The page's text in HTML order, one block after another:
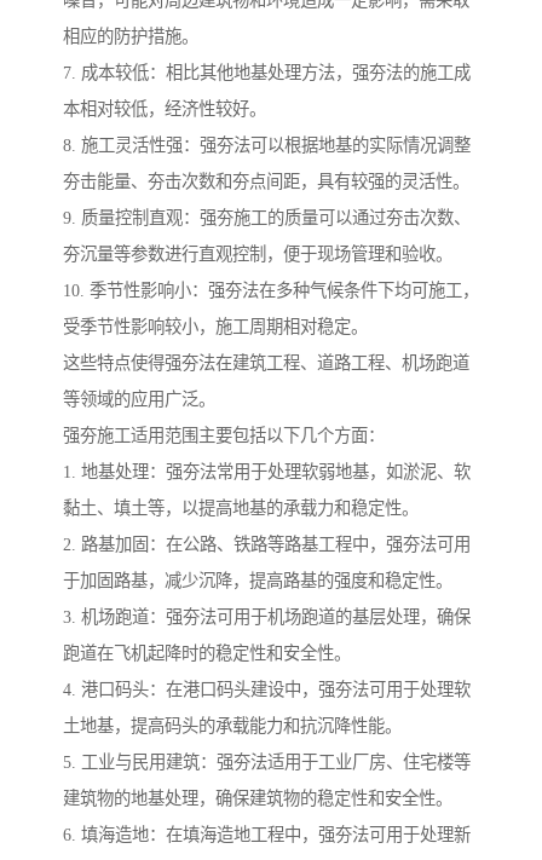
相应的防护措施。
7. 成本较低：相比其他地基处理方法，强夯法的施工成
本相对较低，经济性较好。
8. 施工灵活性强：强夯法可以根据地基的实际情况调整
夯击能量、夯击次数和夯点间距，具有较强的灵活性。
9. 质量控制直观：强夯施工的质量可以通过夯击次数、
夯沉量等参数进行直观控制，便于现场管理和验收。
10. 季节性影响小：强夯法在多种气候条件下均可施工，
受季节性影响较小，施工周期相对稳定。
这些特点使得强夯法在建筑工程、道路工程、机场跑道
等领域的应用广泛。
强夯施工适用范围主要包括以下几个方面：
1. 地基处理：强夯法常用于处理软弱地基，如淤泥、软
黏土、填土等，以提高地基的承载力和稳定性。
2. 路基加固：在公路、铁路等路基工程中，强夯法可用
于加固路基，减少沉降，提高路基的强度和稳定性。
3. 机场跑道：强夯法可用于机场跑道的基层处理，确保
跑道在飞机起降时的稳定性和安全性。
4. 港口码头：在港口码头建设中，强夯法可用于处理软
土地基，提高码头的承载能力和抗沉降性能。
5. 工业与民用建筑：强夯法适用于工业厂房、住宅楼等
建筑物的地基处理，确保建筑物的稳定性和安全性。
6. 填海造地：在填海造地工程中，强夯法可用于处理新